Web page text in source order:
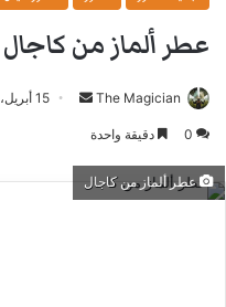
عطر ألماز من كاجال
The Magician
أرسل
15 أبريل، 2022
0 دقيقة واحدة
عطر ألماز من كاجال